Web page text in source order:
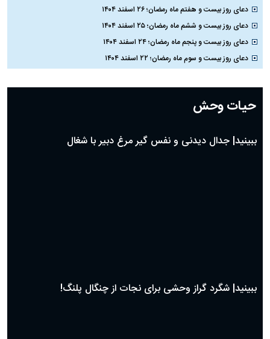
دعای روز بیست و هفتم ماه رمضان؛ ۲۶ اسفند ۱۴۰۴
دعای روز بیست و ششم ماه رمضان؛ ۲۵ اسفند ۱۴۰۴
دعای روز بیست و پنجم ماه رمضان؛ ۲۴ اسفند ۱۴۰۴
دعای روز بیست و سوم ماه رمضان؛ ۲۲ اسفند ۱۴۰۴
دعای روز بیستم ماه رمضان؛ ۱۹ اسفند ۱۴۰۴
دعای روز هشتم ماه مبارک رمضان؛ ۷ اسفند ماه ۱۴۰۴
دعای روز ششم ماه رمضان؛ ۵ اسفند ۱۴۰۴
حیات وحش
ببینید| جدال دیدنی و نفس گیر مرغ دبیر با شغال
ببینید| شگرد گراز وحشی برای نجات از چنگال پلنگ!